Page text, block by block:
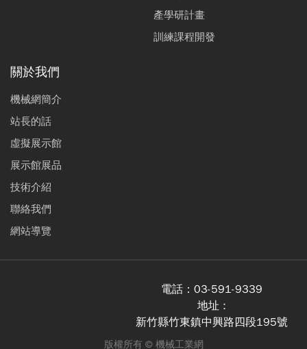
產學研計畫
訓練課程開發
關於我們
機械網簡介
站長的話
虛擬展示館
展示館展品
技術介紹
聯絡我們
網站導覽
電話： 03-591-9339
地址 :
新竹縣竹東鎮中興路四段195號
版權所有 © 機械工業網